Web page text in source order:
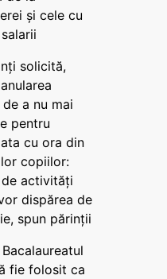
și cele cu
solicită,
a nu mai
pentru
cu ora din
copiilor:
activități
dispărea de
spun părinții
fie folosit ca